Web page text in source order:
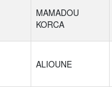
MAMADOU
KORCA
ALIOUNE